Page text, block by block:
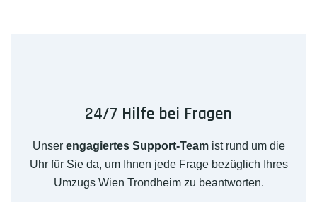
24/7 Hilfe bei Fragen
Unser engagiertes Support-Teamist rund um die
Uhr für Sie da, um Ihnen jede Frage bezüglich Ihres
Umzugs Wien Trondheim zu beantworten.